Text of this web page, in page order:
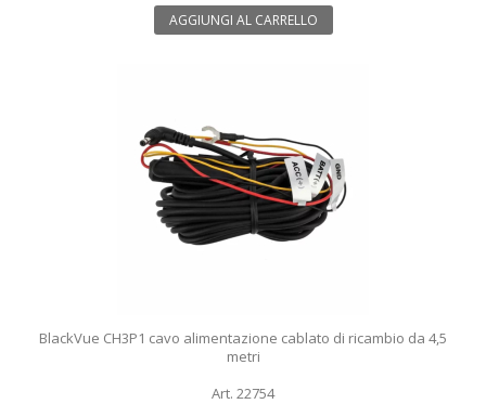
AGGIUNGI AL CARRELLO
BlackVue CH3P1 cavo alimentazione cablato di ricambio da 4,5
metri
Art. 22754